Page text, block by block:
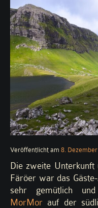
Veröffentlicht am 8.
Die zweite Unterkunft
Färöer war das
sehr gemütlich
MorMor auf der